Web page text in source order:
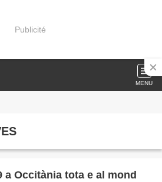
Publicité
MENU
a Occitània tota e al mond